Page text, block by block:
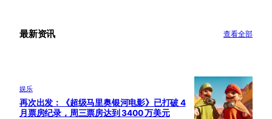
最新资讯 查看全部
娱乐
再次出发：《超级马里奥银河电影》已打破 4
月票房纪录，周三票房达到 3400 万美元